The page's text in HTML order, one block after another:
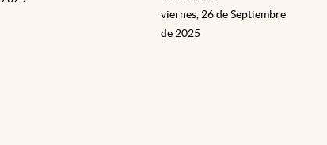
viernes, 26 de Septiembre
de 2025